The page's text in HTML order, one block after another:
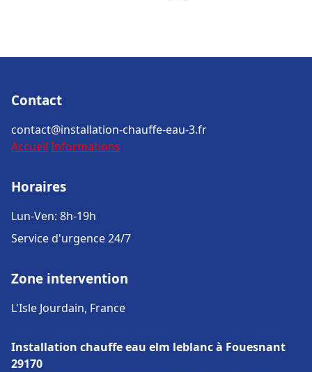
Contact
contact@installation-chauffe-eau-3.fr
Accueil Informations
Horaires
Lun-Ven: 8h-19h
Service d'urgence 24/7
Zone intervention
L'Isle Jourdain, France
Installation chauffe eau elm leblanc à Fouesnant
29170